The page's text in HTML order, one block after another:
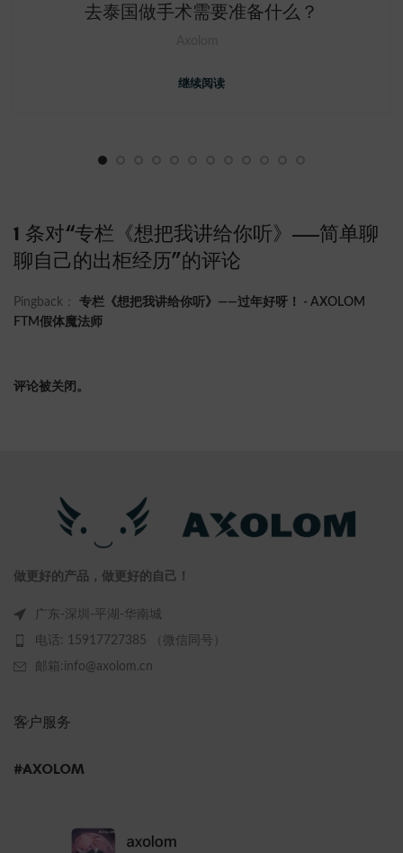
去泰国做手术需要准备什么？
继续阅读
1 条对“专栏《想把我讲给你听》——简单聊
聊自己的出柜经历”的评论
Pingback： 专栏《想把我讲给你听》——过年好呀！ - AXOLOM
FTM假体魔法师
评论被关闭。
做更好的产品，做更好的自己！
广东-深圳-平湖-华南城
电话: 15917727385 （微信同号）
邮箱:info@axolom.cn
客户服务
#AXOLOM